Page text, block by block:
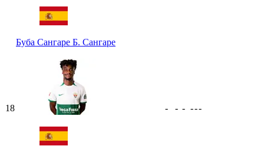
Буба Сангаре Б. Сангаре
18 - - - ---